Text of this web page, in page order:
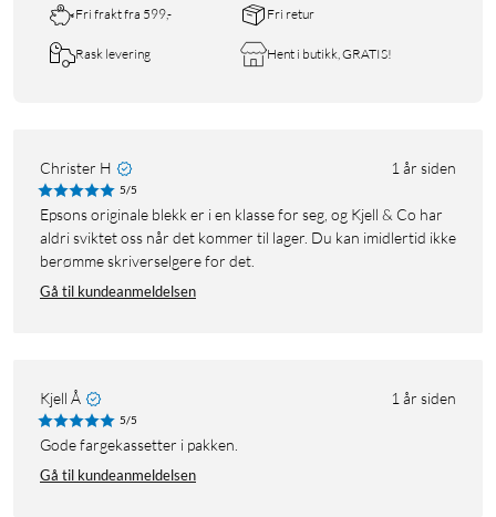
Fri frakt fra 599,- Fri retur
Rask levering Hent i butikk, GRATIS!
Christer H 1 år siden
5/5
Epsons originale blekk er i en klasse for seg, og Kjell & Co har
aldri sviktet oss når det kommer til lager. Du kan imidlertid ikke
berømme skriverselgere for det.
Gå til kundeanmeldelsen
Kjell Å 1 år siden
5/5
Gode fargekassetter i pakken.
Gå til kundeanmeldelsen